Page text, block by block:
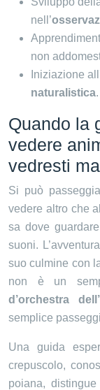
nell’
non
Iniziazione
naturalistica.
Quando la
vedere
vedresti
Si può
vedere altro che
sa dove
suoni.
suo culmine con
non è un
d’orchestra
semplice
Una guida
crepuscolo,
poiana,